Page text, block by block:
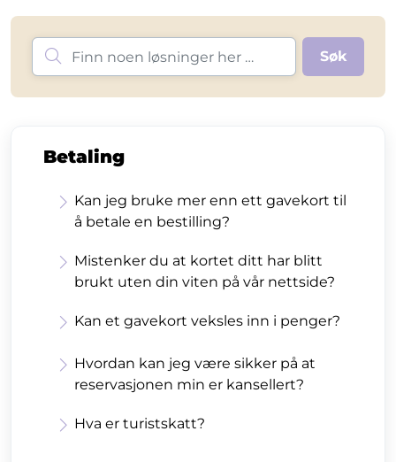
Betaling
Kan jeg bruke mer enn ett gavekort til
å betale en bestilling?
Mistenker du at kortet ditt har blitt
brukt uten din viten på vår nettside?
Kan et gavekort veksles inn i penger?
Hvordan kan jeg være sikker på at
reservasjonen min er kansellert?
Hva er turistskatt?